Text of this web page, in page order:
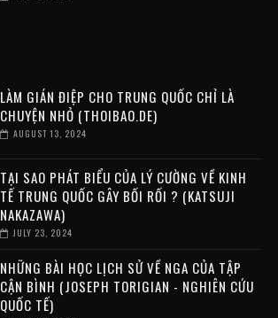
LÀM GIÁN ĐIỆP CHO TRUNG QUỐC CHỈ LÀ
CHUYỆN NHỎ (THOIBAO.DE)
AUGUST 13, 2024
TẠI SAO PHÁT BIỂU CỦA LÝ CƯỜNG VỀ KINH
TẾ TRUNG QUỐC GÂY BỐI RỐI ? (KATSUJI
NAKAZAWA)
JULY 23, 2024
NHỮNG BÀI HỌC LỊCH SỬ VỀ NGA CỦA TẬP
CẬN BÌNH (JOSEPH TORIGIAN - NGHIÊN CỨU
QUỐC TẾ)